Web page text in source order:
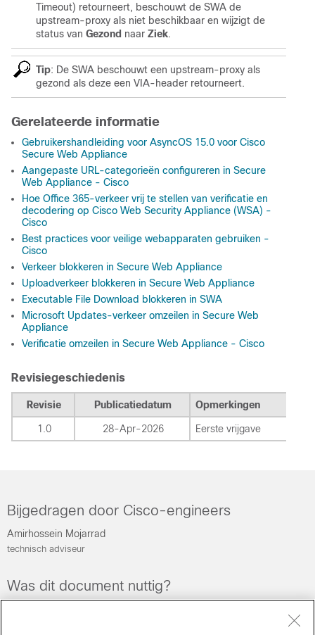
Timeout) retourneert, beschouwt de SWA de
upstream-proxy als niet beschikbaar en wijzigt de
status van Gezond naar Ziek.
Tip: De SWA beschouwt een upstream-proxy als
gezond als deze een VIA-header retourneert.
Gerelateerde informatie
Gebruikershandleiding voor AsyncOS 15.0 voor Cisco
Secure Web Appliance
Aangepaste URL-categorieën configureren in Secure
Web Appliance - Cisco
Hoe Office 365-verkeer vrij te stellen van verificatie en
decodering op Cisco Web Security Appliance (WSA) -
Cisco
Best practices voor veilige webapparaten gebruiken -
Cisco
Verkeer blokkeren in Secure Web Appliance
Uploadverkeer blokkeren in Secure Web Appliance
Executable File Download blokkeren in SWA
Microsoft Updates-verkeer omzeilen in Secure Web
Appliance
Verificatie omzeilen in Secure Web Appliance - Cisco
Revisiegeschiedenis
Revisie Publicatiedatum Opmerkingen
1.0 28-Apr-2026 Eerste vrijgave
Bijgedragen door Cisco-engineers
Amirhossein Mojarrad
technisch adviseur
Was dit document nuttig?